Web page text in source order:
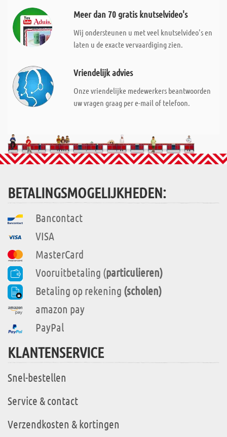
Meer dan 70 gratis knutselvideo's
Wij ondersteunen u met veel knutselvideo's en
laten u de exacte vervaardiging zien.
Vriendelijk advies
Onze vriendelijke medewerkers beantwoorden
uw vragen graag per e-mail of telefoon.
BETALINGSMOGELIJKHEDEN:
Bancontact
VISA
MasterCard
Vooruitbetaling (particulieren)
Betaling op rekening (scholen)
amazon pay
PayPal
KLANTENSERVICE
Snel-bestellen
Service & contact
Verzendkosten & kortingen